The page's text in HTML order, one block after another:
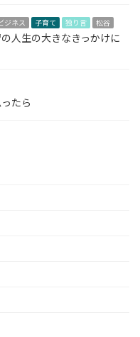
ジネス 子育て 独り言 松谷
人生の大きなきっかけに
たら